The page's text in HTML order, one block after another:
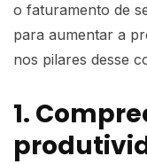
o faturamento de
para aumentar a
nos pilares desse
1.